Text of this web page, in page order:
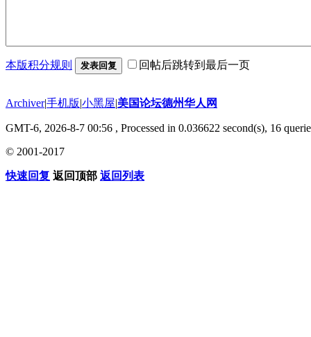
本版积分规则 发表回复 回帖后跳转到最后一页
Archiver|手机版|小黑屋|美国论坛德州华人网
GMT-6, 2026-8-7 00:56 , Processed in 0.036622 second(s), 16
© 2001-2017
快速回复 返回顶部 返回列表